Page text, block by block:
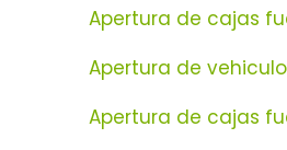
Apertura de cajas
Apertura de
Apertura de cajas